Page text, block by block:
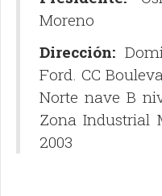
Moreno
Dirección:
Ford. CC
Norte nave B
Zona Industrial
2003